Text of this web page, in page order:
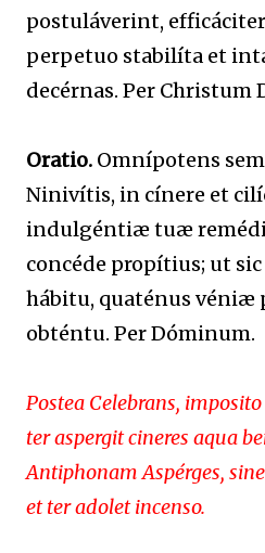
postuláverint,
perpetuo stabilíta et
decérnas. Per
Oratio. Omnípotens
Ninivítis, in cínere et
indulgéntiæ tuæ
concéde propítius; ut
hábitu, quaténus véniæ
obténtu. Per Dóminum.
Postea Celebrans,
ter aspergit cineres aqua
Antiphonam Aspérges,
et ter adolet incenso.